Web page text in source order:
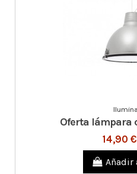
Oferta lámpara
14,90
Añadir